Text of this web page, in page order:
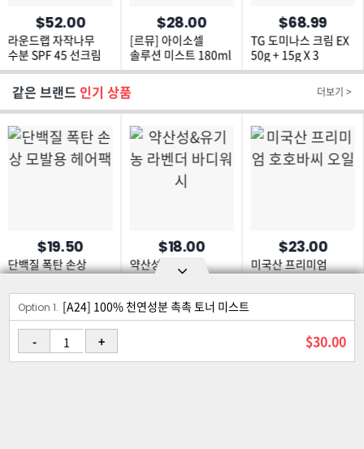
$52.00
라운드랩 자작나무
수분 SPF 45 선크림
50ml
$28.00
[르뮤] 아이소셀
솔루션 미스트 180ml
(고현정미스트)
$68.99
TG 도미나스 크림 EX
50g + 15g X 3
같은 브랜드 인기 상품 더보기 >
$19.50
단백질 폭탄 손상
모발용 헤어팩
$18.00
약산성&유기농
라벤더 바디워시
$23.00
미국산 프리미엄
호호바씨 오일
Option 1. [A24] 100% 천연성분 촉촉 토너 미스트
- + $30.00
로그인
이용약관 개인정보 보호정책 고객센터 제휴신청